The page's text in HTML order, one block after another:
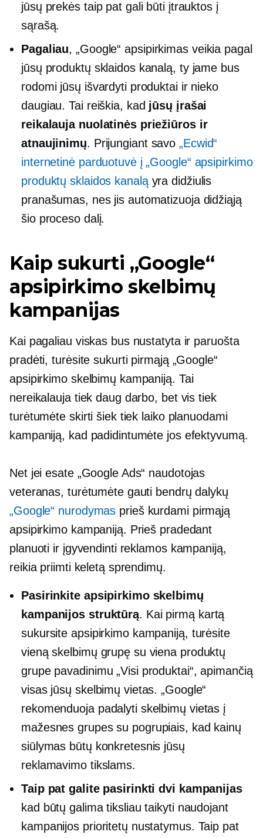
jūsų prekės taip pat gali būti įtrauktos į
sąrašą.
Pagaliau, „Google“ apsipirkimas veikia pagal
jūsų produktų sklaidos kanalą, ty jame bus
rodomi jūsų išvardyti produktai ir nieko
daugiau. Tai reiškia, kad jūsų įrašai
reikalauja nuolatinės priežiūros ir
atnaujinimų. Prijungiant savo„Ecwid“
internetinė parduotuvė į „Google“ apsipirkimo
produktų sklaidos kanaląyra didžiulis
pranašumas, nes jis automatizuoja didžiąją
šio proceso dalį.
Kaip sukurti „Google“
apsipirkimo skelbimų
kampanijas
Kai pagaliau viskas bus nustatyta ir paruošta
pradėti, turėsite sukurti pirmąją „Google“
apsipirkimo skelbimų kampaniją. Tai
nereikalauja tiek daug darbo, bet vis tiek
turėtumėte skirti šiek tiek laiko planuodami
kampaniją, kad padidintumėte jos efektyvumą.
Net jei esate „Google Ads“ naudotojas
veteranas, turėtumėte gauti bendrų dalykų
„Google“ nurodymas prieš kurdami pirmąją
apsipirkimo kampaniją. Prieš pradedant
planuoti ir įgyvendinti reklamos kampaniją,
reikia priimti keletą sprendimų.
Pasirinkite apsipirkimo skelbimų
kampanijos struktūrą. Kai pirmą kartą
sukursite apsipirkimo kampaniją, turėsite
vieną skelbimų grupę su viena produktų
grupe pavadinimu „Visi produktai“, apimančią
visas jūsų skelbimų vietas. „Google“
rekomenduoja padalyti skelbimų vietas į
mažesnes grupes su pogrupiais, kad kainų
siūlymas būtų konkretesnis jūsų
reklamavimo tikslams.
Taip pat galite pasirinkti dvi kampanijas
kad būtų galima tiksliau taikyti naudojant
kampanijos prioritetų nustatymus. Taip pat